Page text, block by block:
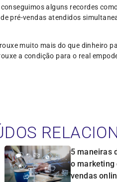
alguns recordes
pré-vendas atendidos
muito mais do que dinheiro
a condição para o real
5 maneiras
o marketing
vendas